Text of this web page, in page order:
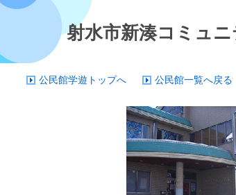
射水市新湊コミュ
公民館学遊トップへ 公民館一覧へ戻る